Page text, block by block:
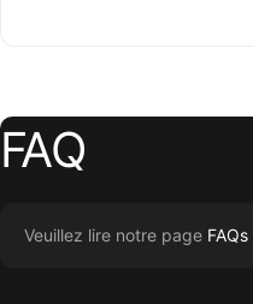
FAQ
Veuillez lire notre page FAQs